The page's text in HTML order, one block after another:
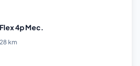
Flex 4p Mec.
km